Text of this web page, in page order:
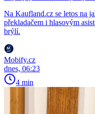
Na Kaufland.cz se letos na
překladačem i hlasovým
brýlí.
Mobify.cz
dnes, 06:23
4 min